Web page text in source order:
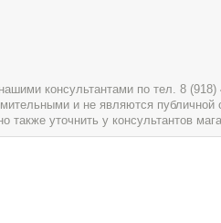
консультантами по тел. 8 (918)
и не являются публичной
уточнить у консультантов